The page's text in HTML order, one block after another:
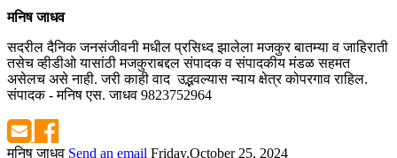
मनिष जाधव
सदरील दैनिक जनसंजीवनी मधील प्रसिध्द झालेला मजकुर बातम्या व जाहिराती
तसेच व्हीडीओ यासांठी मजकुराबद्दल संपादक व संपादकीय मंडळ सहमत
असेलच असे नाही. जरी काही वाद उद्भवल्यास न्याय क्षेत्र कोपरगाव राहिल.
संपादक - मनिष एस. जाधव 9823752964
मनिष जाधव Send an email Friday,October 25, 2024